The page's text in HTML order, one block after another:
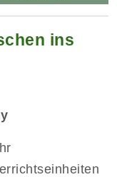
ins